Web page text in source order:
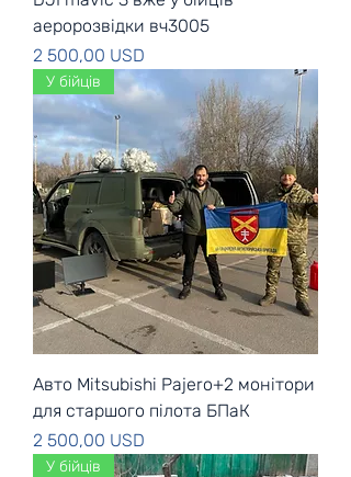
аеророзвідки вч3005
Ціна
2 500,00 USD
У бійців
Авто Mitsubishi Pajero+2 монітори
для старшого пілота БПаК
Ціна
2 500,00 USD
У бійців